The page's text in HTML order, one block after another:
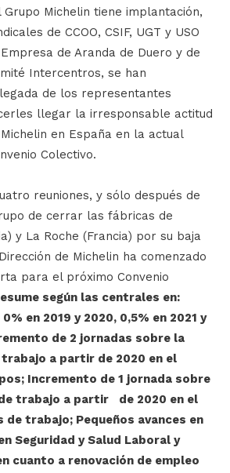
Michelin tiene implantación,
de CCOO, CSIF, UGT y USO
de Aranda de Duero y de
Intercentros, se han
de los representantes
llegar la irresponsable actitud
en España en la actual
Colectivo.
reuniones, y sólo después de
de cerrar las fábricas de
y La Roche (Francia) por su baja
de Michelin ha comenzado
para el próximo Convenio
según las centrales en:
en 2019 y 2020, 0,5% en 2021 y
de 2 jornadas sobre la
a partir de 2020 en el
Incremento de 1 jornada sobre
trabajo a partir de 2020 en el
trabajo; Pequeños avances en
Seguridad y Salud Laboral y
cuanto a renovación de empleo